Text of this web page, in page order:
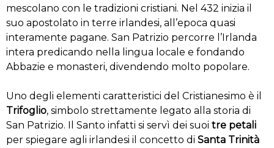
mescolano con le tradizioni cristiani. Nel 432 inizia il
suo apostolato in terre irlandesi, all’epoca quasi
interamente pagane. San Patrizio percorre l’Irlanda
intera predicando nella lingua locale e fondando
Abbazie e monasteri, divendendo molto popolare.
Uno degli elementi caratteristici del Cristianesimo è il
Trifoglio, simbolo strettamente legato alla storia di
San Patrizio. Il Santo infatti si servì dei suoi tre petali
per spiegare agli irlandesi il concetto di Santa Trinità